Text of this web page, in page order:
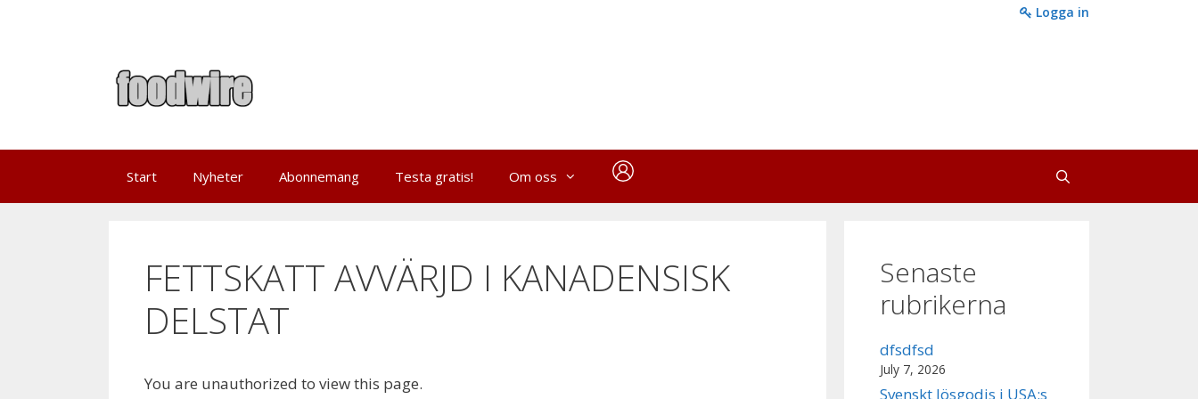
Logga in
Start Nyheter Abonnemang Testa gratis! Om oss
FETTSKATT AVVÄRJD I KANADENSISK
DELSTAT
You are unauthorized to view this page.
Senaste
rubrikerna
dfsdfsd
July 7, 2026
Svenskt lösgodis i USA:s